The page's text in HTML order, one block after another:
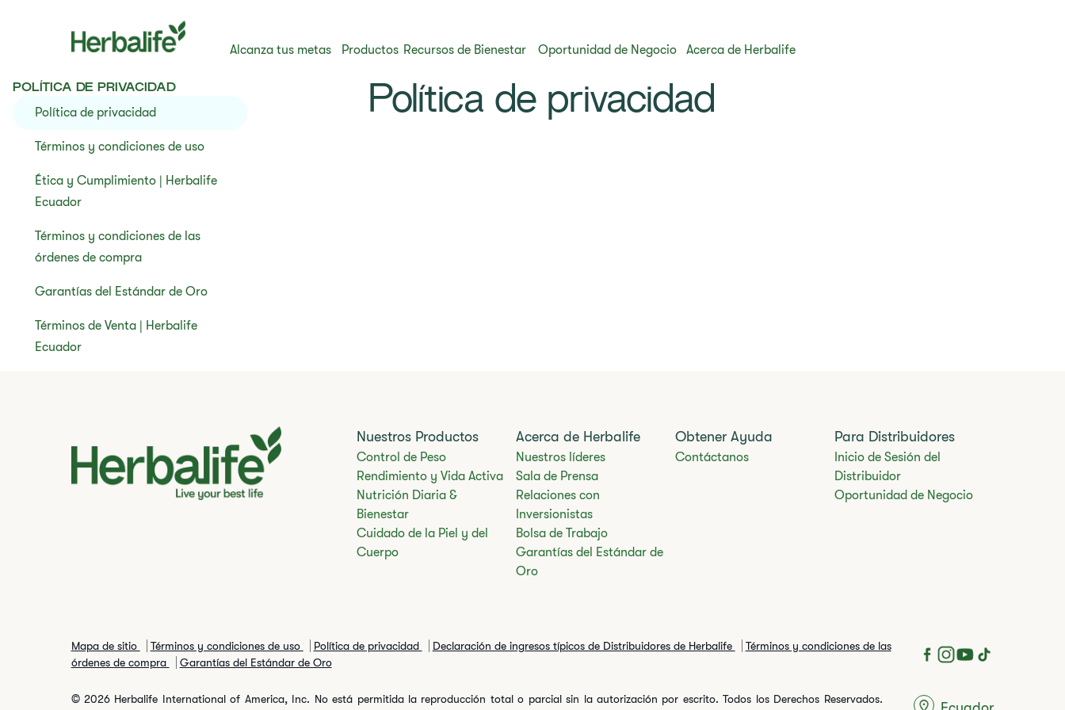
Alcanza tus metas Productos Recursos de Bienestar Oportunidad de Negocio Acerca de Herbalife
POLÍTICA DE PRIVACIDAD
Política de privacidad
Términos y condiciones de uso
Ética y Cumplimiento | Herbalife
Ecuador
Términos y condiciones de las
órdenes de compra
Garantías del Estándar de Oro
Términos de Venta | Herbalife
Ecuador
Política de privacidad
Nuestros Productos
Control de Peso
Rendimiento y Vida Activa
Nutrición Diaria &
Bienestar
Cuidado de la Piel y del
Cuerpo
Acerca de Herbalife
Nuestros líderes
Sala de Prensa
Relaciones con
Inversionistas
Bolsa de Trabajo
Garantías del Estándar de
Oro
Obtener Ayuda
Contáctanos
Para Distribuidores
Inicio de Sesión del
Distribuidor
Oportunidad de Negocio
Mapa de sitio Términos y condiciones de uso Política de privacidad Declaración de ingresos típicos de Distribuidores de Herbalife
Términos y condiciones de las
órdenes de compra
Garantías del Estándar de Oro
© 2026 Herbalife International of America, Inc. No está permitida la reproducción total o parcial sin la autorización por escrito. Todos los Derechos Reservados.